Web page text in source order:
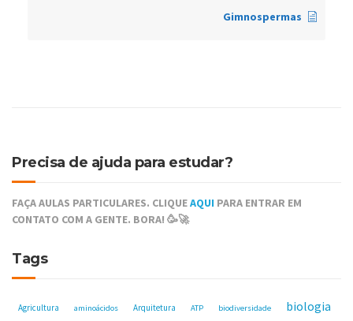
Gimnospermas
Precisa de ajuda para estudar?
FAÇA AULAS PARTICULARES. CLIQUEAQUI PARA ENTRAR EM
CONTATO COM A GENTE. BORA! 🥳🚀
Tags
Agricultura aminoácidos Arquitetura ATP biodiversidade biologia